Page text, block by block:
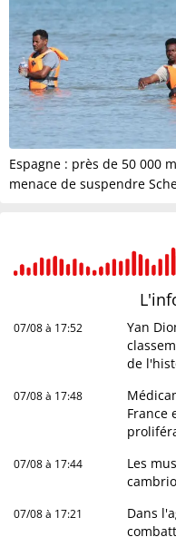
Espagne : près de 50 000
menace de suspendre
07/08 à 17:52
Yan
de
07/08 à 17:48
France
07/08 à 17:44
Les
07/08 à 17:21
Dans